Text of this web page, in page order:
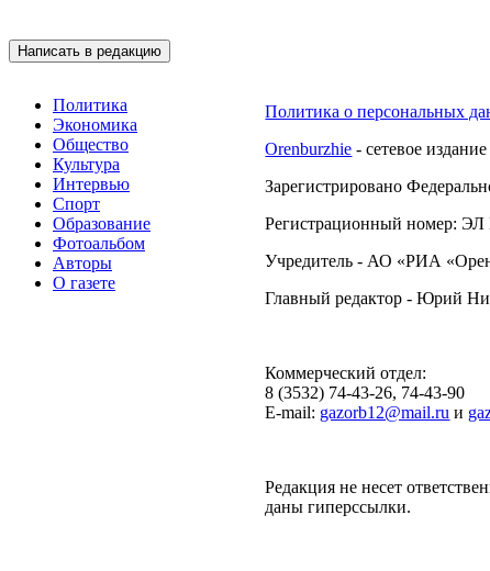
Написать в редакцию
Политика
Экономика
Общество
Культура
Интервью
Спорт
Образование
Фотоальбом
Авторы
О газете
Политика о персональных
Orenburzhie - сетевое издание
Зарегистрировано
Регистрационный номер:
Учредитель - АО «РИА
Главный редактор - Юрий
Коммерческий отдел:
8 (3532) 74-43-26, 74-43-90
E-mail: gazorb12@mail.ru и
Редакция не несет
даны гиперссылки.